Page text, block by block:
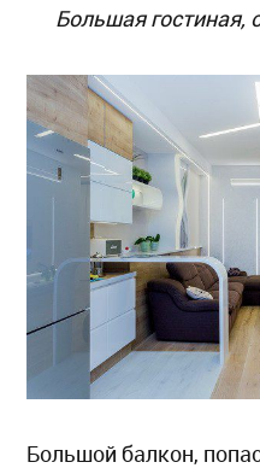
Большая гостиная,
Большой балкон,